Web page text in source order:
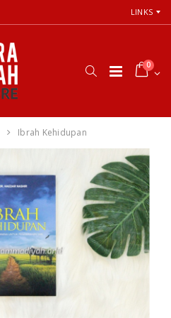
LINKS
0
Ibrah Kehidupan
Cara Shalat
Menurut
Himpunan
Putusan Tarjih
Muhammadiyah